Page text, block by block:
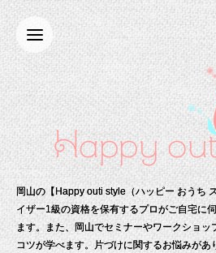
岡山の【Happy outi style（ハッピー おうち
イザー1級の資格を保有するプロがご自宅に
ます。 また、岡山でセミナーやワークショ
コツが学べます。 片づけに関するお悩みがあ